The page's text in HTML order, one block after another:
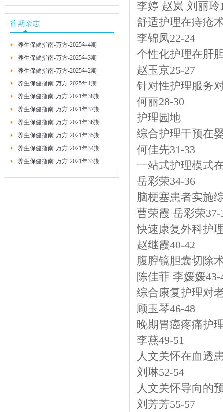
往期杂志
养生保健指南-万方-2025年4期
养生保健指南-万方-2025年3期
养生保健指南-万方-2025年2期
养生保健指南-万方-2025年1期
养生保健指南-万方-2021年38期
养生保健指南-万方-2021年37期
养生保健指南-万方-2021年36期
养生保健指南-万方-2021年35期
养生保健指南-万方-2021年34期
养生保健指南-万方-2021年33期
李婷 赵岚 刘丽玲
舒适护理在痔疮
李锦凤22-24
个性化护理在肝
赵玉京25-27
针对性护理服务
何丽28-30
护理园地
综合护理干预在
何佳先31-33
一站式护理模式
岳彩荣34-36
脑梗塞患者实施
曹荣霞 岳彩荣37-
快速康复外科护
赵继霞40-42
腹腔镜胆囊切除
陈佳菲 李媛媛43-
综合康复护理对
顾玉琴46-48
晚期胃癌疼痛护
李燕49-51
人文关怀在血透
刘琳52-54
人文关怀导向的
刘芳芳55-57